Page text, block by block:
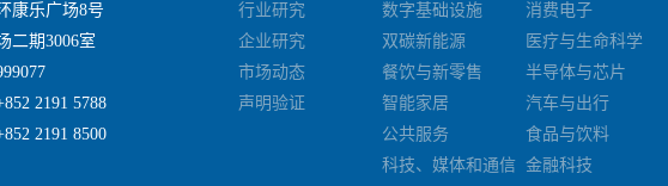
康乐广场8号
二期3006室
2191 5788
2191 8500
行业研究
企业研究
市场动态
声明验证
数字基础设施
消费电子
双碳新能源
医疗与生命科学
餐饮与新零售
半导体与芯片
智能家居
汽车与出行
公共服务
食品与饮料
科技、媒体和通信 金融科技